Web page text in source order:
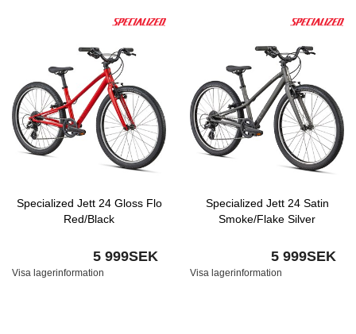
Specialized Jett 24 Gloss Flo
Red/Black
5 999SEK
Visa lagerinformation
Specialized Jett 24 Satin
Smoke/Flake Silver
5 999SEK
Visa lagerinformation